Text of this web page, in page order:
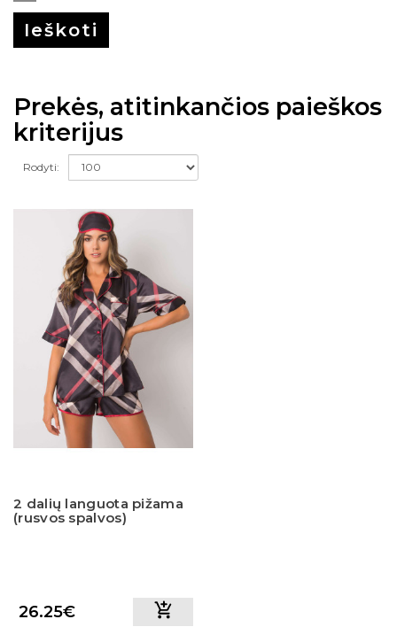
Prekės, atitinkančios paieškos
kriterijus
Rodyti:
2 dalių languota pižama
(rusvos spalvos)
26.25€